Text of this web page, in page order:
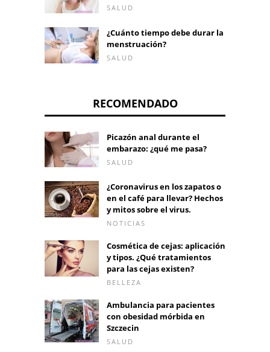
SALUD
¿Cuánto tiempo debe durar la
menstruación?
SALUD
RECOMENDADO
Picazón anal durante el
embarazo: ¿qué me pasa?
SALUD
¿Coronavirus en los zapatos o
en el café para llevar? Hechos
y mitos sobre el virus.
NOTICIAS
Cosmética de cejas: aplicación
y tipos. ¿Qué tratamientos
para las cejas existen?
BELLEZA
Ambulancia para pacientes
con obesidad mórbida en
Szczecin
SALUD